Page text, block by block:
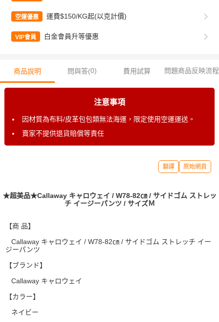
空運優惠 運費$150/KG起(以克計價)
VIP會員 白金會員升等優惠
商品說明 問與答(0) 費用試算 問題商品反映流程
注意事項
因材質為布料/皮革包包類無法海運，限定使用空運運送。
賣家不提供退貨賠償等責任
翻譯 原始網頁
★超美品★Callaway キャロウェイ / W78-82㎝ / サイドゴム ストレッ
チ イージーパンツ / サイズＭ
【商 品】
Callaway キャロウェイ / W78-82㎝ / サイドゴム ストレッチ イー
ジーパンツ
【ブランド】
Callaway キャロウェイ
【カラー】
ネイビー